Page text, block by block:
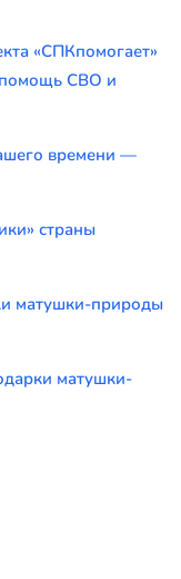
«СПКпомогает»
помощь СВО и
времени —
страны
матушки-природы
матушки-